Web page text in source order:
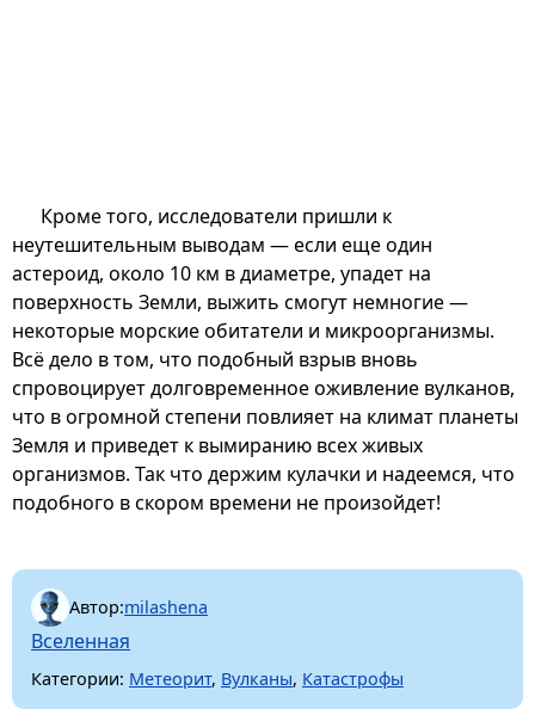
Кроме того, исследователи пришли к
неутешительным выводам — если еще один
астероид, около 10 км в диаметре, упадет на
поверхность Земли, выжить смогут немногие —
некоторые морские обитатели и микроорганизмы.
Всё дело в том, что подобный взрыв вновь
спровоцирует долговременное оживление вулканов,
что в огромной степени повлияет на климат планеты
Земля и приведет к вымиранию всех живых
организмов. Так что держим кулачки и надеемся, что
подобного в скором времени не произойдет!
Автор:milashena
Вселенная
Категории: Метеорит, Вулканы, Катастрофы